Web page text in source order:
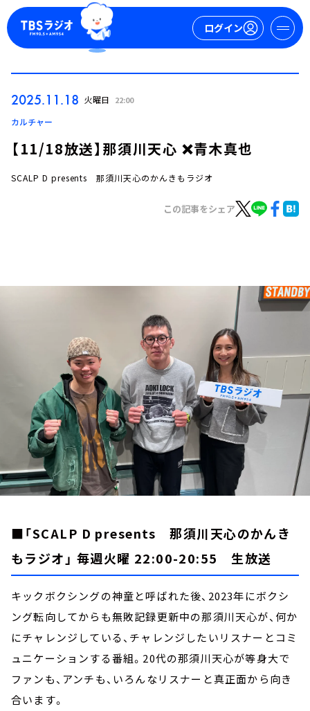
ログイン
トピックス
イベント・グッズ
YouTube
会社情報
2025.11.18 火曜日 22:00
カルチャー
【11/18放送】那須川天心 ❌青木真也
SCALP D presents 那須川天心のかんきもラジオ
この記事をシェア
■「SCALP D presents 那須川天心のかんき
もラジオ」 毎週火曜 22:00-20:55 生放送
キックボクシングの神童と呼ばれた後、2023年にボクシ
ング転向してからも無敗記録更新中の那須川天心が、何か
にチャレンジしている、チャレンジしたいリスナーとコミ
ュニケーションする番組。20代の那須川天心が等身大で
ファンも、アンチも、いろんなリスナーと真正面から向き
合います。